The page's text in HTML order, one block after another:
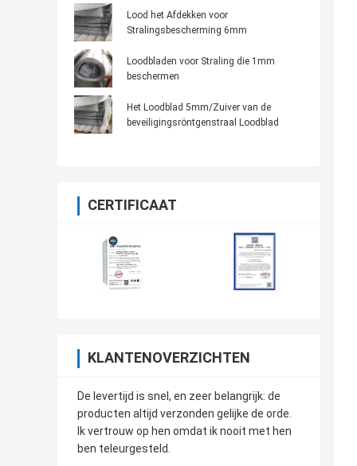
Lood het Afdekken voor
Stralingsbescherming 6mm
Loodbladen voor Straling die 1mm
beschermen
Het Loodblad 5mm/Zuiver van de
beveiligingsröntgenstraal Loodblad
CERTIFICAAT
KLANTENOVERZICHTEN
De levertijd is snel, en zeer belangrijk: de
producten altijd verzonden gelijke de orde.
Ik vertrouw op hen omdat ik nooit met hen
ben teleurgesteld.